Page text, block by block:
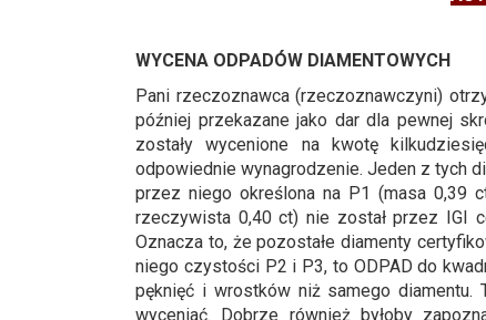
WYCENA ODPADÓW DIAMENTOWYCH
Pani rzeczoznawca (rzeczoznawczyni)
później przekazane jako dar dla pewnej
zostały wycenione na kwotę
odpowiednie wynagrodzenie. Jeden z tych
przez niego określona na P1 (masa 0,39
rzeczywista 0,40 ct) nie został przez IGI
Oznacza to, że pozostałe diamenty
niego czystości P2 i P3, to ODPAD do
pęknięć i wrostków niż samego
wyceniać. Dobrze również byłoby